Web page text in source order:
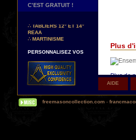
REAA
∴MARTINISME
DECORS
VOTRE NOM BRODE A LA
MAIN SUR VOTRE
TABLIER, VORE CORDON
OU VOTRE SAUTOIR
NOUVELLE PAGE !
∴TEMOIGNAGES
CLIENTS
C'EST GRATUIT !
AIDE
freemasoncollection.com -
Plus
Plus de
ΔNos
les
motifs